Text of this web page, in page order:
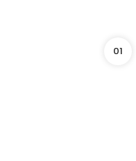
01